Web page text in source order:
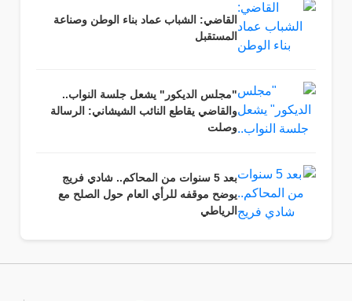
القاضي: الشباب عماد بناء الوطن وصناعة
المستقبل
"مجلس الديكور" يشعل جلسة النواب..
والقاضي يقاطع النائب الشيشاني: الرسالة
وصلت
بعد 5 سنوات من المحاكم.. شادي فريج
يوضح موقفه للرأي العام حول الصلح مع
الرياطي